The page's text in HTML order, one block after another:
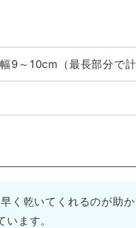
ナプキンをつけると、
ってしまって眠ることも
9～10cm（最長部分で計
く乾いてくれるのが助
ます。